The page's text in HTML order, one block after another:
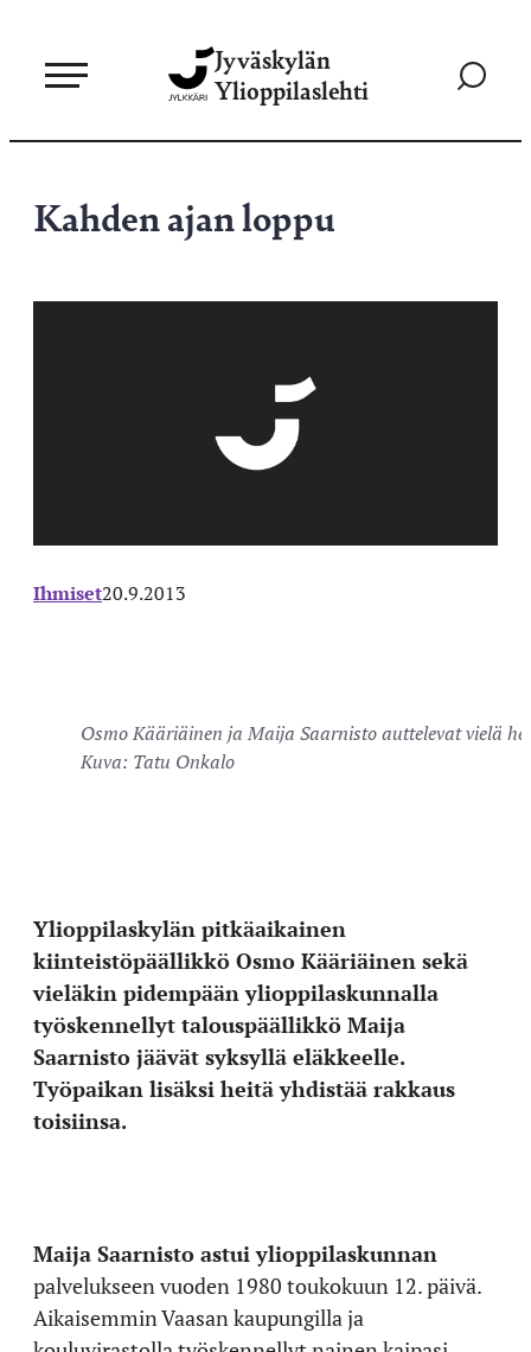
sisältöön
Jyväskylän
Ylioppilaslehti
Siirry
Kahden ajan loppu
Ihmiset20.9.2013
Osmo Kääriäinen ja Maija Saarnisto auttelevat vielä
Kuva: Tatu Onkalo
Ylioppilaskylän pitkäaikainen
kiinteistöpäällikkö Osmo Kääriäinen sekä
vieläkin pidempään ylioppilaskunnalla
työskennellyt talouspäällikkö Maija
Saarnisto jäävät syksyllä eläkkeelle.
Työpaikan lisäksi heitä yhdistää rakkaus
toisiinsa.
Maija Saarnisto astui ylioppilaskunnan
palvelukseen vuoden 1980 toukokuun 12. päivä.
Aikaisemmin Vaasan kaupungilla ja